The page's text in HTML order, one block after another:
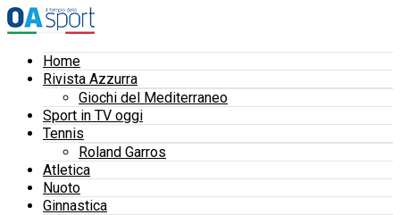
Home
Rivista Azzurra
Giochi del Mediterraneo
Sport in TV oggi
Tennis
Roland Garros
Atletica
Nuoto
Ginnastica